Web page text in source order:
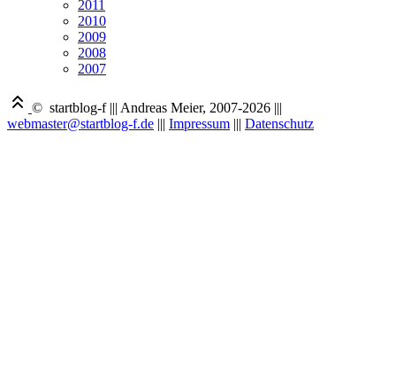
2011
2010
2009
2008
2007
© startblog-f ||| Andreas Meier, 2007-2026 |||
webmaster@startblog-f.de ||| Impressum ||| Datenschutz